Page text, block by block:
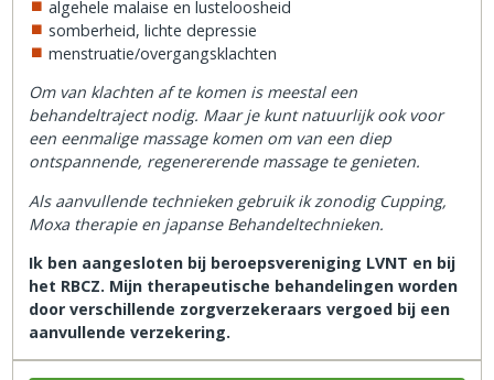
algehele malaise en lusteloosheid
somberheid, lichte depressie
menstruatie/overgangsklachten
Om van klachten af te komen is meestal een
behandeltraject nodig. Maar je kunt natuurlijk ook voor
een eenmalige massage komen om van een diep
ontspannende, regenererende massage te genieten.
Als aanvullende technieken gebruik ik zonodig Cupping,
Moxa therapie en japanse Behandeltechnieken.
Ik ben aangesloten bij beroepsvereniging LVNT en bij
het RBCZ. Mijn therapeutische behandelingen worden
door verschillende zorgverzekeraars vergoed bij een
aanvullende verzekering.